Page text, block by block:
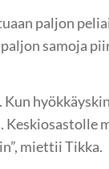
paljon
samoja
hyökkäyskin
Keskiosastolle
miettii Tikka.